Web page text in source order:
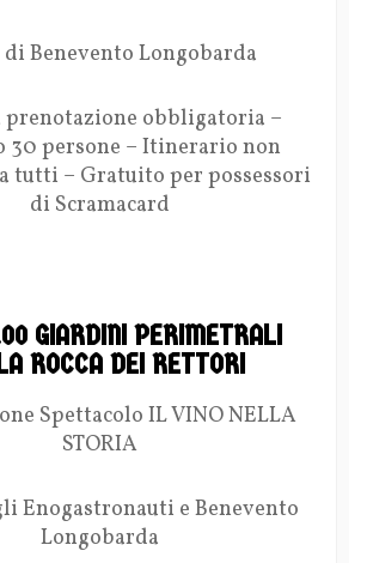
di Benevento Longobarda
prenotazione obbligatoria –
30 persone – Itinerario non
tutti – Gratuito per possessori
di Scramacard
GIARDINI PERIMETRALI
ROCCA DEI RETTORI
Spettacolo IL VINO NELLA
STORIA
Enogastronauti e Benevento
Longobarda